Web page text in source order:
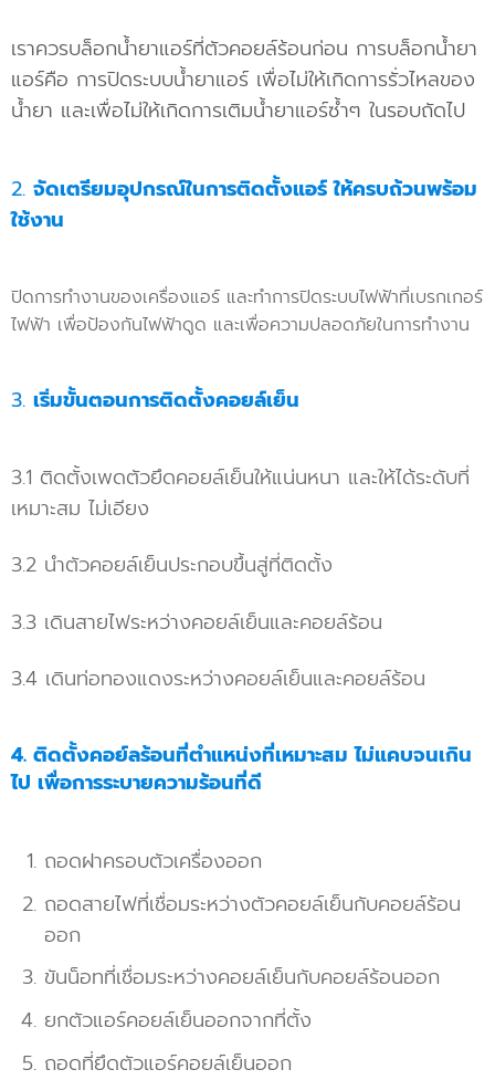
เราควรบล็อกน้ำยาแอร์ที่ตัวคอยล์ร้อนก่อน การบล็อกน้ำยา
แอร์คือ การปิดระบบน้ำยาแอร์ เพื่อไม่ให้เกิดการรั่วไหลของ
น้ำยา และเพื่อไม่ให้เกิดการเติมน้ำยาแอร์ซ้ำๆ ในรอบถัดไป
2. จัดเตรียมอุปกรณ์ในการติดตั้งแอร์ ให้ครบถ้วนพร้อม
ใช้งาน
ปิดการทำงานของเครื่องแอร์ และทำการปิดระบบไฟฟ้าที่เบรกเกอร์
ไฟฟ้า เพื่อป้องกันไฟฟ้าดูด และเพื่อความปลอดภัยในการทำงาน
3. เริ่มขั้นตอนการติดตั้งคอยล์เย็น
3.1 ติดตั้งเพดตัวยึดคอยล์เย็นให้แน่นหนา และให้ได้ระดับที่
เหมาะสม ไม่เอียง
3.2 นำตัวคอยล์เย็นประกอบขึ้นสู่ที่ติดตั้ง
3.3 เดินสายไฟระหว่างคอยล์เย็นและคอยล์ร้อน
3.4 เดินท่อทองแดงระหว่างคอยล์เย็นและคอยล์ร้อน
4. ติดตั้งคอย์ลร้อนที่ตำแหน่งที่เหมาะสม ไม่แคบจนเกิน
ไป เพื่อการระบายความร้อนที่ดี
ถอดฝาครอบตัวเครื่องออก
ถอดสายไฟที่เชื่อมระหว่างตัวคอยล์เย็นกับคอยล์ร้อน
ออก
ขันน็อทที่เชื่อมระหว่างคอยล์เย็นกับคอยล์ร้อนออก
ยกตัวแอร์คอยล์เย็นออกจากที่ตั้ง
ถอดที่ยึดตัวแอร์คอยล์เย็นออก